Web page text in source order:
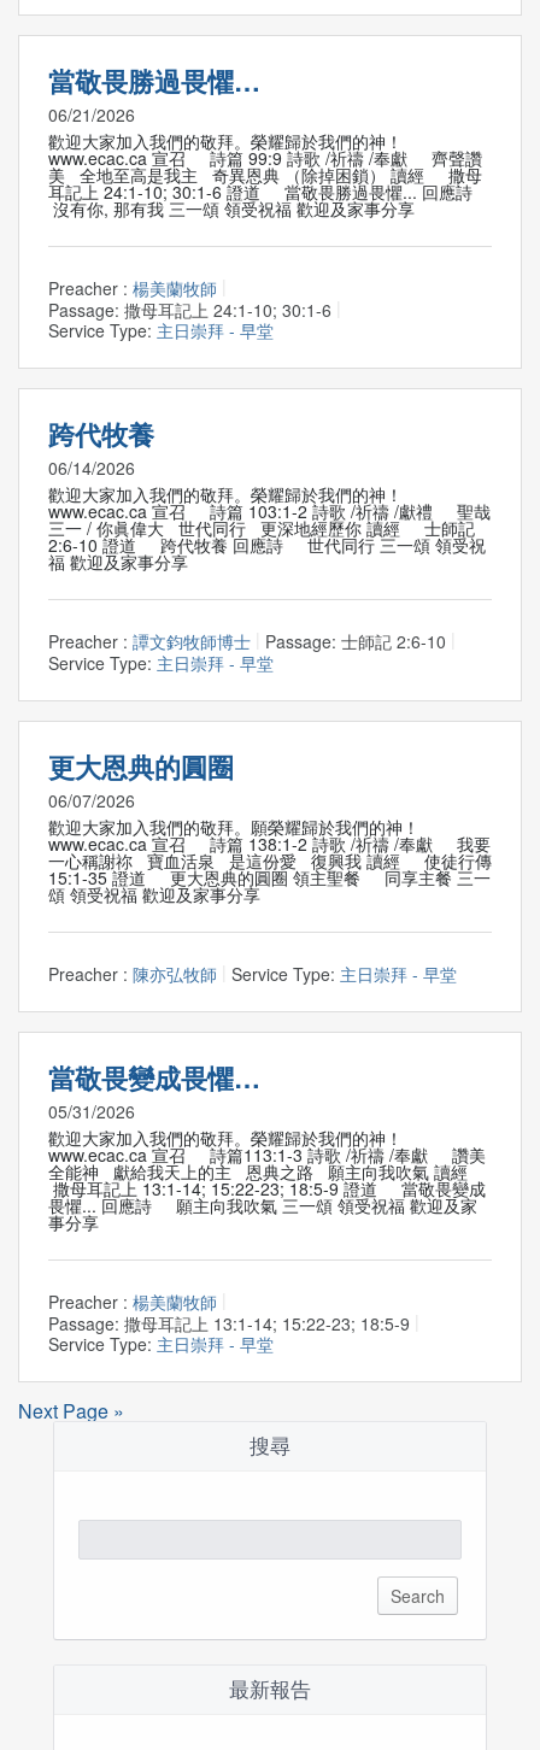
當敬畏勝過畏懼…
06/21/2026
歡迎大家加入我們的敬拜。榮耀歸於我們的神！
www.ecac.ca 宣召 詩篇 99:9 詩歌 /祈禱 /奉獻 齊聲讚
美 全地至高是我主 奇異恩典 （除掉困鎖） 讀經 撒母
耳記上 24:1-10; 30:1-6 證道 當敬畏勝過畏懼... 回應詩
沒有你, 那有我 三一頌 領受祝福 歡迎及家事分享
Preacher : 楊美蘭牧師
Passage: 撒母耳記上 24:1-10; 30:1-6
Service Type: 主日崇拜 - 早堂
跨代牧養
06/14/2026
歡迎大家加入我們的敬拜。榮耀歸於我們的神！
www.ecac.ca 宣召 詩篇 103:1-2 詩歌 /祈禱 /獻禮 聖哉
三一 / 你眞偉大 世代同行 更深地經歷你 讀經 士師記
2:6-10 證道 跨代牧養 回應詩 世代同行 三一頌 領受祝
福 歡迎及家事分享
Preacher : 譚文鈞牧師博士 Passage: 士師記 2:6-10
Service Type: 主日崇拜 - 早堂
更大恩典的圓圈
06/07/2026
歡迎大家加入我們的敬拜。願榮耀歸於我們的神！
www.ecac.ca 宣召 詩篇 138:1-2 詩歌 /祈禱 /奉獻 我要
一心稱謝祢 寶血活泉 是這份愛 復興我 讀經 使徒行傳
15:1-35 證道 更大恩典的圓圈 領主聖餐 同享主餐 三一
頌 領受祝福 歡迎及家事分享
Preacher : 陳亦弘牧師 Service Type: 主日崇拜 - 早堂
當敬畏變成畏懼…
05/31/2026
歡迎大家加入我們的敬拜。榮耀歸於我們的神！
www.ecac.ca 宣召 詩篇113:1-3 詩歌 /祈禱 /奉獻 讚美
全能神 獻給我天上的主 恩典之路 願主向我吹氣 讀經
撒母耳記上 13:1-14; 15:22-23; 18:5-9 證道 當敬畏變成
畏懼... 回應詩 願主向我吹氣 三一頌 領受祝福 歡迎及家
事分享
Preacher : 楊美蘭牧師
Passage: 撒母耳記上 13:1-14; 15:22-23; 18:5-9
Service Type: 主日崇拜 - 早堂
Next Page »
搜尋
for:
最新報告